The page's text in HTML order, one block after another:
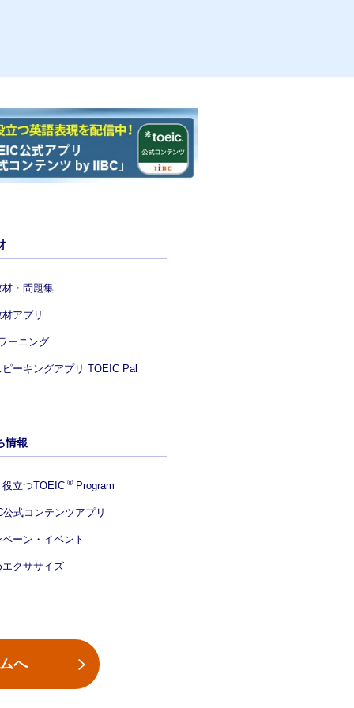
材・問題集
アプリ
ーニング
ーキングアプリ TOEIC Pal
情報
役立つTOEIC ®Program
公式コンテンツアプリ
ーン・イベント
エクササイズ
へ